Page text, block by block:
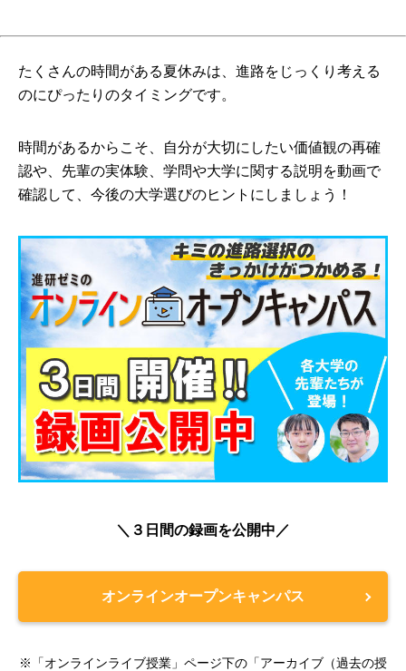
たくさんの時間がある夏休みは、進路をじっくり考える
のにぴったりのタイミングです。
時間があるからこそ、自分が大切にしたい価値観の再確
認や、先輩の実体験、学問や大学に関する説明を動画で
確認して、今後の大学選びのヒントにしましょう！
＼３日間の録画を公開中／
オンラインオープンキャンパス
※「オンラインライブ授業」ページ下の「アーカイブ（過去の授